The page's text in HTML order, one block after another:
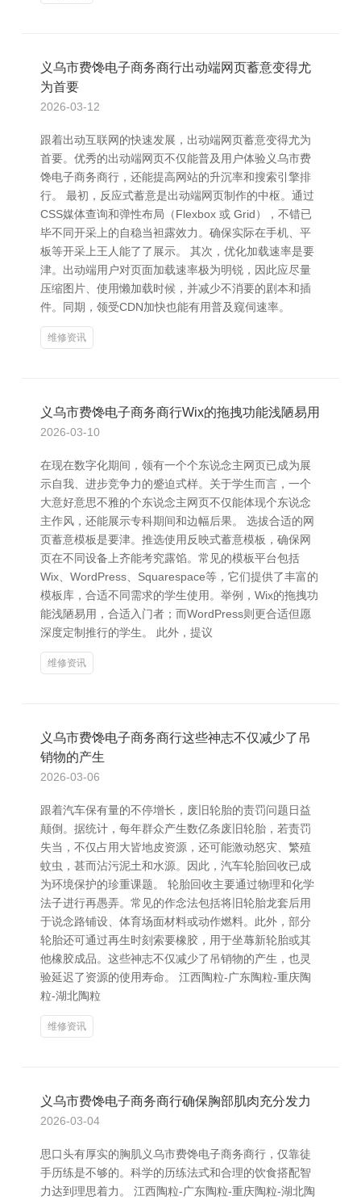
义乌市费馋电子商务商行出动端网页蓄意变得尤
为首要
2026-03-12
跟着出动互联网的快速发展，出动端网页蓄意变得尤为
首要。优秀的出动端网页不仅能普及用户体验义乌市费
馋电子商务商行，还能提高网站的升沉率和搜索引擎排
行。 最初，反应式蓄意是出动端网页制作的中枢。通过
CSS媒体查询和弹性布局（Flexbox 或 Grid），不错已
毕不同开采上的自稳当袒露效力。确保实际在手机、平
板等开采上王人能了了展示。 其次，优化加载速率是要
津。出动端用户对页面加载速率极为明锐，因此应尽量
压缩图片、使用懒加载时候，并减少不消要的剧本和插
件。同期，领受CDN加快也能有用普及窥伺速率。
维修资讯
义乌市费馋电子商务商行Wix的拖拽功能浅陋易用
2026-03-10
在现在数字化期间，领有一个个东说念主网页已成为展
示自我、进步竞争力的蹙迫式样。关于学生而言，一个
大意好意思不雅的个东说念主网页不仅能体现个东说念
主作风，还能展示专科期间和边幅后果。 选拔合适的网
页蓄意模板是要津。推选使用反映式蓄意模板，确保网
页在不同设备上齐能考究露馅。常见的模板平台包括
Wix、WordPress、Squarespace等，它们提供了丰富的
模板库，合适不同需求的学生使用。举例，Wix的拖拽功
能浅陋易用，合适入门者；而WordPress则更合适但愿
深度定制推行的学生。 此外，提议
维修资讯
义乌市费馋电子商务商行这些神志不仅减少了吊
销物的产生
2026-03-06
跟着汽车保有量的不停增长，废旧轮胎的责罚问题日益
颠倒。据统计，每年群众产生数亿条废旧轮胎，若责罚
失当，不仅占用大皆地皮资源，还可能激动怒灾、繁殖
蚊虫，甚而沾污泥土和水源。因此，汽车轮胎回收已成
为环境保护的珍重课题。 轮胎回收主要通过物理和化学
法子进行再愚弄。常见的作念法包括将旧轮胎龙套后用
于说念路铺设、体育场面材料或动作燃料。此外，部分
轮胎还可通过再生时刻索要橡胶，用于坐蓐新轮胎或其
他橡胶成品。这些神志不仅减少了吊销物的产生，也灵
验延迟了资源的使用寿命。 江西陶粒-广东陶粒-重庆陶
粒-湖北陶粒
维修资讯
义乌市费馋电子商务商行确保胸部肌肉充分发力
2026-03-04
思口头有厚实的胸肌义乌市费馋电子商务商行，仅靠徒
手历练是不够的。科学的历练法式和合理的饮食搭配智
力达到理思着力。 江西陶粒-广东陶粒-重庆陶粒-湖北陶